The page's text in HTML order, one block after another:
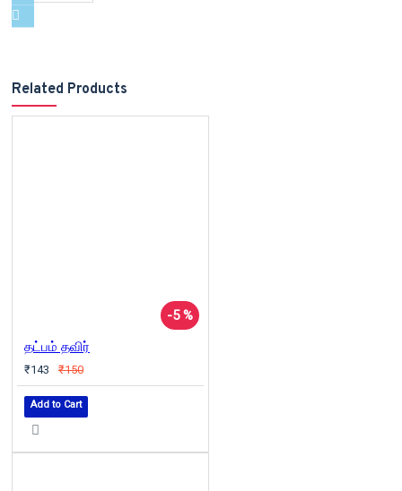
Related Products
-5 %
தட்பம் தவிர்
₹143 ₹150
Add to Cart